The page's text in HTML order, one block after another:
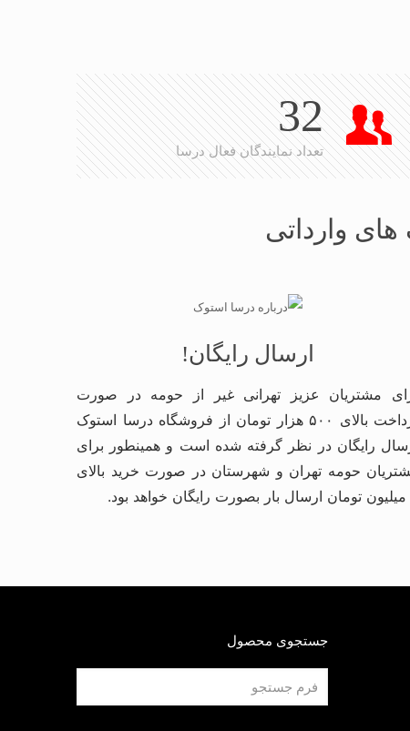
32
تعداد نمایندگان فعال درسا
وارداتی
ارسال رایگان!
مشتریان عزیز تهرانی غیر از حومه در صورت
پرداخت بالای ۵۰۰ هزار تومان از فروشگاه درسا استوک
رایگان در نظر گرفته شده است و همینطور برای
حومه تهران و شهرستان در صورت خرید بالای
جستجوی محصول